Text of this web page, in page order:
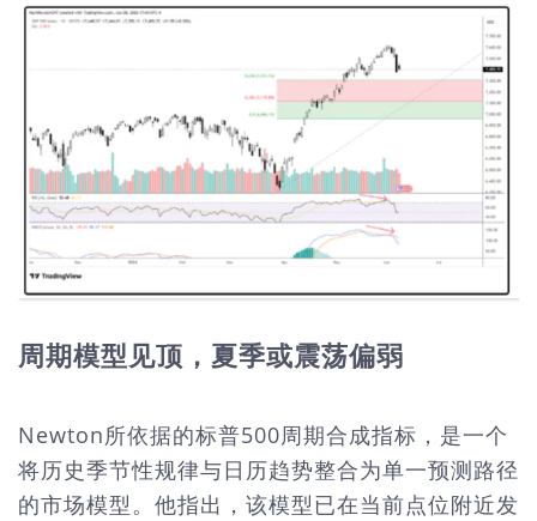
周期模型见顶，夏季或震荡偏弱
Newton所依据的标普500周期合成指标，是一个
将历史季节性规律与日历趋势整合为单一预测路径
的市场模型。他指出，该模型已在当前点位附近发